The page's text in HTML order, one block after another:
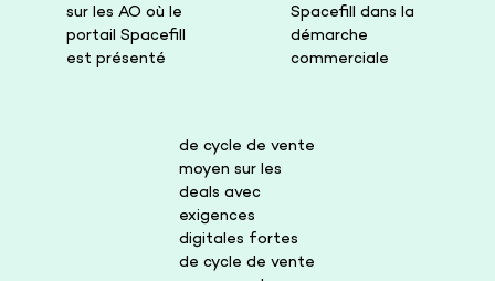
sur les AO où le
portail Spacefill
est présenté
Spacefill dans la
démarche
commerciale
de cycle de vente
moyen sur les
deals avec
exigences
digitales fortes
de cycle de vente